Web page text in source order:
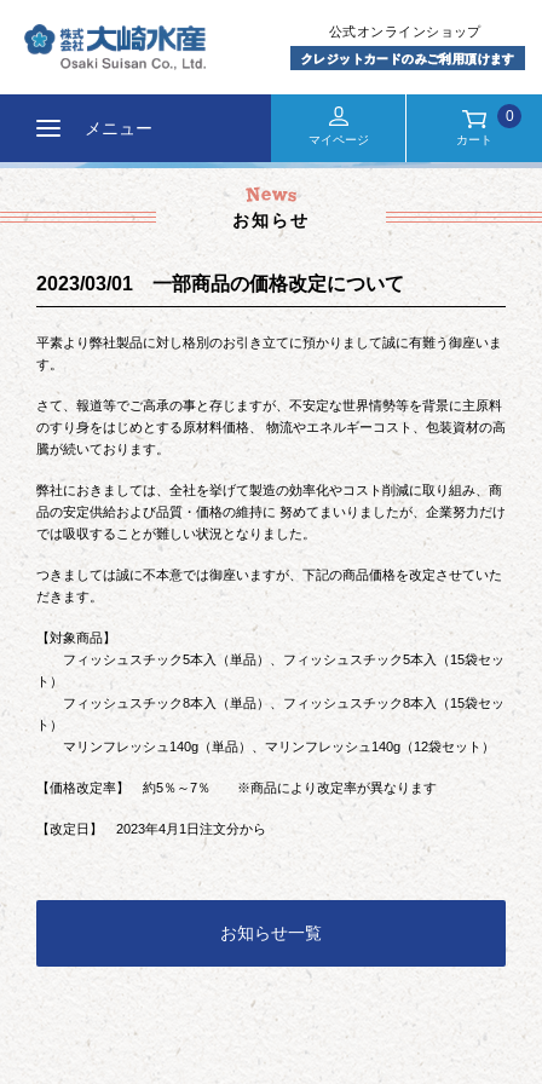
メニュー
マイページ カート
0
お知らせ
2023/03/01 一部商品の価格改定について
平素より弊社製品に対し格別のお引き立てに預かりまして誠に有難う御座いま
す。
さて、報道等でご高承の事と存じますが、不安定な世界情勢等を背景に主原料
のすり身をはじめとする原材料価格、 物流やエネルギーコスト、包装資材の高
騰が続いております。
弊社におきましては、全社を挙げて製造の効率化やコスト削減に取り組み、商
品の安定供給および品質・価格の維持に 努めてまいりましたが、企業努力だけ
では吸収することが難しい状況となりました。
つきましては誠に不本意では御座いますが、下記の商品価格を改定させていた
だきます。
【対象商品】
フィッシュスチック5本入（単品）、フィッシュスチック5本入（15袋セッ
ト）
フィッシュスチック8本入（単品）、フィッシュスチック8本入（15袋セッ
ト）
マリンフレッシュ140g（単品）、マリンフレッシュ140g（12袋セット）
【価格改定率】 約5％～7％ ※商品により改定率が異なります
【改定日】 2023年4月1日注文分から
お知らせ一覧